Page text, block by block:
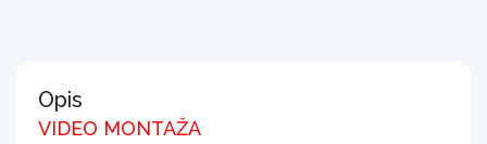
Opis
VIDEO MONTAŽA